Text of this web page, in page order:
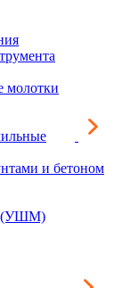
молотки
и бетоном
(УШМ)